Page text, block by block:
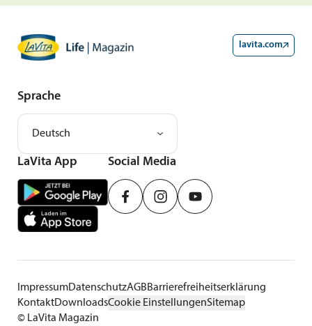
lavita.com
LaVita App Social Media
Sprache
Deutsch
ImpressumDatenschutzAGBBarrierefreiheitserklärung
KontaktDownloadsCookie EinstellungenSitemap
© LaVita Magazin